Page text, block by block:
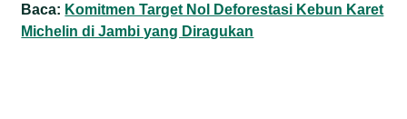
Baca: Komitmen Target Nol Deforestasi Kebun Karet
Michelin di Jambi yang Diragukan